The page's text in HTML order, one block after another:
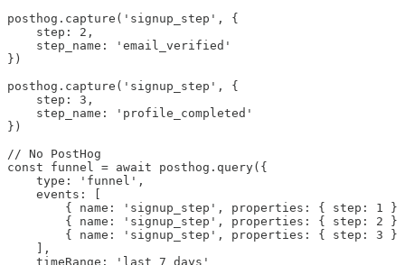
posthog.capture('signup_step', {
    step: 2,
    step_name: 'email_verified'
})
posthog.capture('signup_step', {
    step: 3,
    step_name: 'profile_completed'
})
// No PostHog
const funnel = await posthog.query({
    type: 'funnel',
    events: [
{ name: 'signup_step', properties: { step: 1 }
{ name: 'signup_step', properties: { step: 2 }
{ name: 'signup_step', properties: { step: 3 }
    ],
    timeRange: 'last_7_days'